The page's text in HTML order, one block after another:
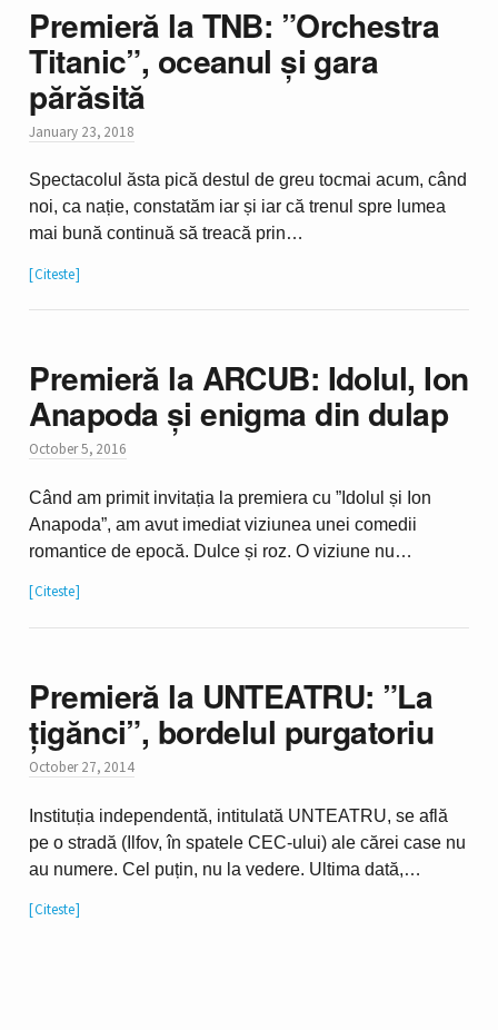
Premieră la TNB: ”Orchestra
Titanic”, oceanul și gara
părăsită
January 23, 2018
Spectacolul ăsta pică destul de greu tocmai acum, când
noi, ca nație, constatăm iar și iar că trenul spre lumea
mai bună continuă să treacă prin…
Citeste
Premieră la ARCUB: Idolul, Ion
Anapoda și enigma din dulap
October 5, 2016
Când am primit invitația la premiera cu ”Idolul și Ion
Anapoda”, am avut imediat viziunea unei comedii
romantice de epocă. Dulce și roz. O viziune nu…
Citeste
Premieră la UNTEATRU: ”La
țigănci”, bordelul purgatoriu
October 27, 2014
Instituția independentă, intitulată UNTEATRU, se află
pe o stradă (Ilfov, în spatele CEC-ului) ale cărei case nu
au numere. Cel puțin, nu la vedere. Ultima dată,…
Citeste